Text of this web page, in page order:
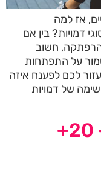
אז למה
דמויות? בין אם
הרפתקה, חשוב
על התפתחות
לכם לפענח איזה
של דמויות
מפתחים את השריר – 20+